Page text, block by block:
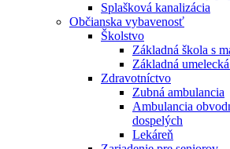
Splašková kanalizácia
Občianska vybavenosť
Školstvo
Základná škola s
Základná
Zdravotníctvo
Zubná ambulancia
Ambulancia
dospelých
Lekáreň